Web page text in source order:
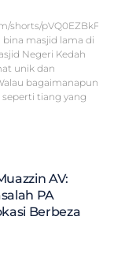
shorts/
bina masjid lama di
Negeri Kedah
unik dan
bagaimanapun,
tiang yang
AV:
PA
Berbeza